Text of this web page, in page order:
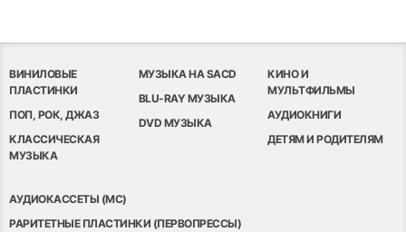
ВИНИЛОВЫЕ
ПЛАСТИНКИ
ПОП, РОК, ДЖАЗ
КЛАССИЧЕСКАЯ
МУЗЫКА
МУЗЫКА НА SACD
BLU-RAY МУЗЫКА
DVD МУЗЫКА
КИНО И
МУЛЬТФИЛЬМЫ
АУДИОКНИГИ
ДЕТЯМ И РОДИТЕЛЯМ
АУДИОКАССЕТЫ (MC)
РАРИТЕТНЫЕ ПЛАСТИНКИ (ПЕРВОПРЕССЫ)